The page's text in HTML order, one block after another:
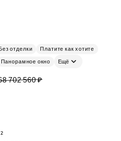
отделки Платите как хотите
Панорамное окно Ещё
702 560 ₽